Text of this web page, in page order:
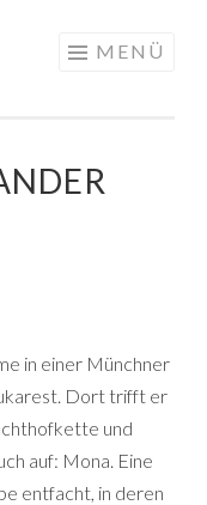
MENÜ
in einer Münchner
Dort trifft er
und
auf: Mona. Eine
entfacht, in deren